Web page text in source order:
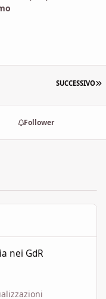
SUCCESSIVO
Follower
nei GdR